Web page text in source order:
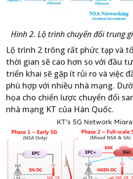
Hình 2. Lộ trình chuyển đổi trung
Lộ trình 2 trông rất phức tạp và
thời gian sẽ cao hơn so với đầu
triển khai sẽ gặp ít rủi ro và việc
phù hợp với nhiều nhà mạng.
họa cho chiến lược chuyển đổi
nhà mạng KT của Hàn Quốc.